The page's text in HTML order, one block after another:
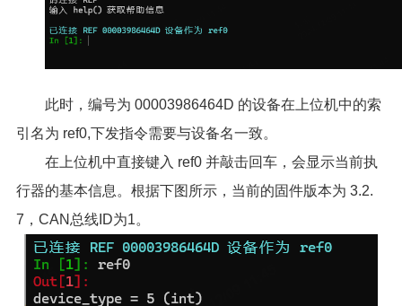
此时，编号为 00003986464D 的设备在上位机中的索
引名为 ref0,下发指令需要与设备名一致。
在上位机中直接键入 ref0 并敲击回车，会显示当前执
行器的基本信息。根据下图所示，当前的固件版本为 3.2.
7，CAN总线ID为1。